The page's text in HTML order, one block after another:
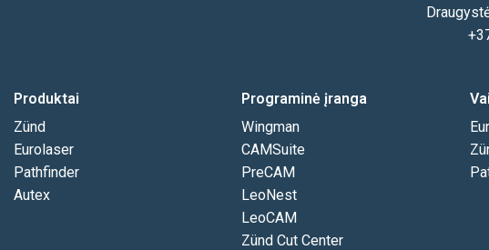
Produktai
Zünd
Eurolaser
Pathfinder
Autex
Programinė įranga
Wingman
CAMSuite
PreCAM
LeoNest
LeoCAM
Zünd Cut Center